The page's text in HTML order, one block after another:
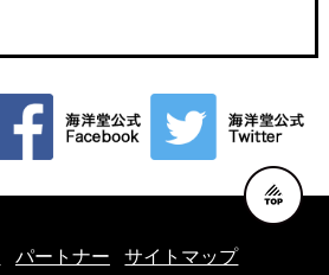
パートナー サイトマップ